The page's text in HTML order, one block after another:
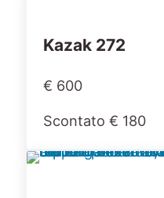
Kazak 272
€ 600
Scontato € 180